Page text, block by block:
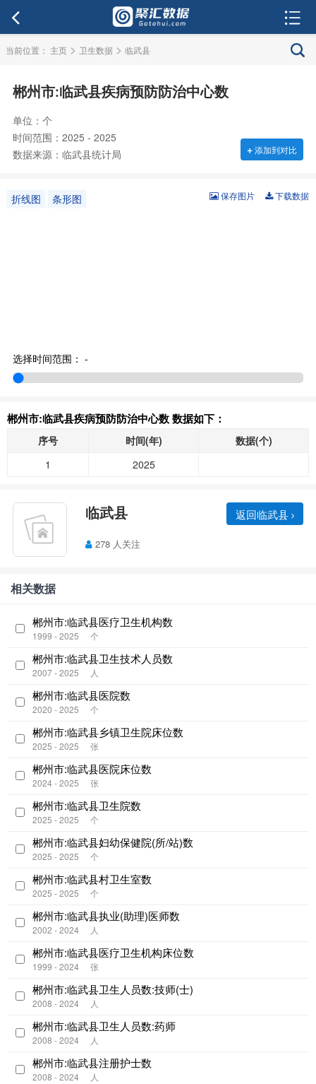
当前位置： 主页 > 卫生数据 > 临武县
郴州市:临武县疾病预防防治中心数
单位：个
时间范围：2025 - 2025
数据来源：临武县统计局
+添加到对比
折线图 条形图 下载数据
保存图片
选择时间范围： -
郴州市:临武县疾病预防防治中心数 数据如下：
序号 时间(年)
数据(个)
1
2025
临武县 返回临武县
278 人关注
相关数据
郴州市:临武县医疗卫生机构数
1999 - 2025 个
郴州市:临武县卫生技术人员数
2007 - 2025 人
郴州市:临武县医院数
2020 - 2025 个
郴州市:临武县乡镇卫生院床位数
2025 - 2025 张
郴州市:临武县医院床位数
2024 - 2025 张
郴州市:临武县卫生院数
2025 - 2025 个
郴州市:临武县妇幼保健院(所/站)数
2025 - 2025 个
郴州市:临武县村卫生室数
2025 - 2025 个
郴州市:临武县执业(助理)医师数
2002 - 2024 人
郴州市:临武县医疗卫生机构床位数
1999 - 2024 张
郴州市:临武县卫生人员数:技师(士)
2008 - 2024 人
郴州市:临武县卫生人员数:药师
2008 - 2024 人
郴州市:临武县注册护士数
2008 - 2024 人